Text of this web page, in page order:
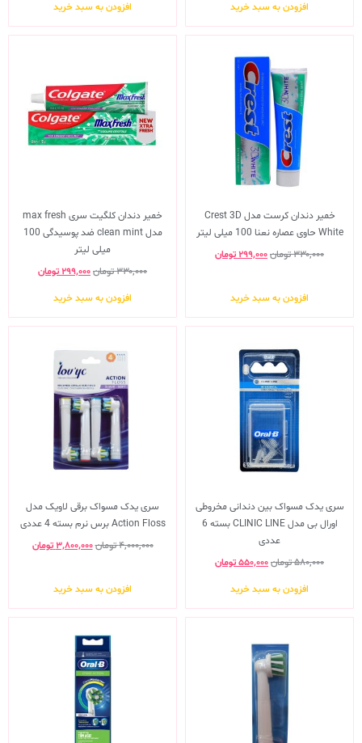
افزودن به سبد خرید افزودن به سبد خرید
خمیر دندان کرست مدل Crest 3D
White حاوی عصاره نعنا 100 میلی لیتر
۳۳۰,۰۰۰تومان۲۹۹,۰۰۰تومان
افزودن به سبد خرید
خمیر دندان کلگیت سری max fresh
مدل clean mint ضد پوسیدگی 100
میلی لیتر
۳۳۰,۰۰۰تومان۲۹۹,۰۰۰تومان
افزودن به سبد خرید
سری یدک مسواک بین دندانی مخروطی
اورال بی مدل CLINIC LINE بسته 6
عددی
۵۸۰,۰۰۰تومان۵۵۰,۰۰۰تومان
افزودن به سبد خرید
سری یدک مسواک برقی لاویک مدل
Action Floss برس نرم بسته 4 عددی
۴,۰۰۰,۰۰۰تومان۳,۸۰۰,۰۰۰تومان
افزودن به سبد خرید